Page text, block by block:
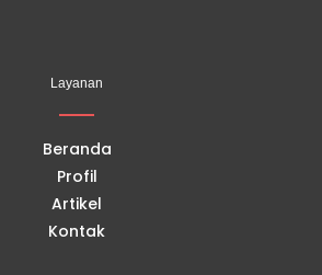
Layanan
Beranda
Profil
Artikel
Kontak